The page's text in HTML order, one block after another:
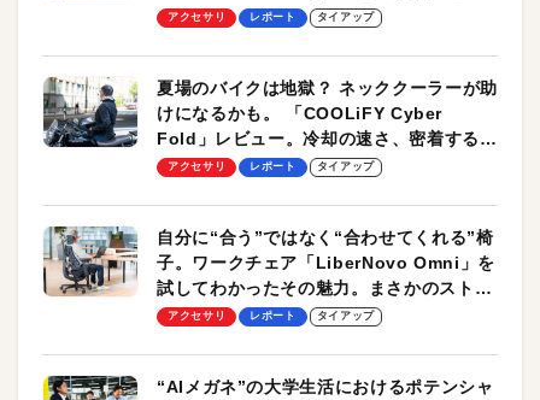
ーも
アクセサリ レポート タイアップ
夏場のバイクは地獄？ ネッククーラーが助
けになるかも。 「COOLiFY Cyber
Fold」レビュー。冷却の速さ、密着する冷
却プレート、シンプルな操作性がグッド！
アクセサリ レポート タイアップ
自分に“合う”ではなく“合わせてくれる”椅
子。ワークチェア「LiberNovo Omni」を
試してわかったその魅力。まさかのストレ
ッチ機能も搭載
アクセサリ レポート タイアップ
“AIメガネ”の大学生活におけるポテンシャ